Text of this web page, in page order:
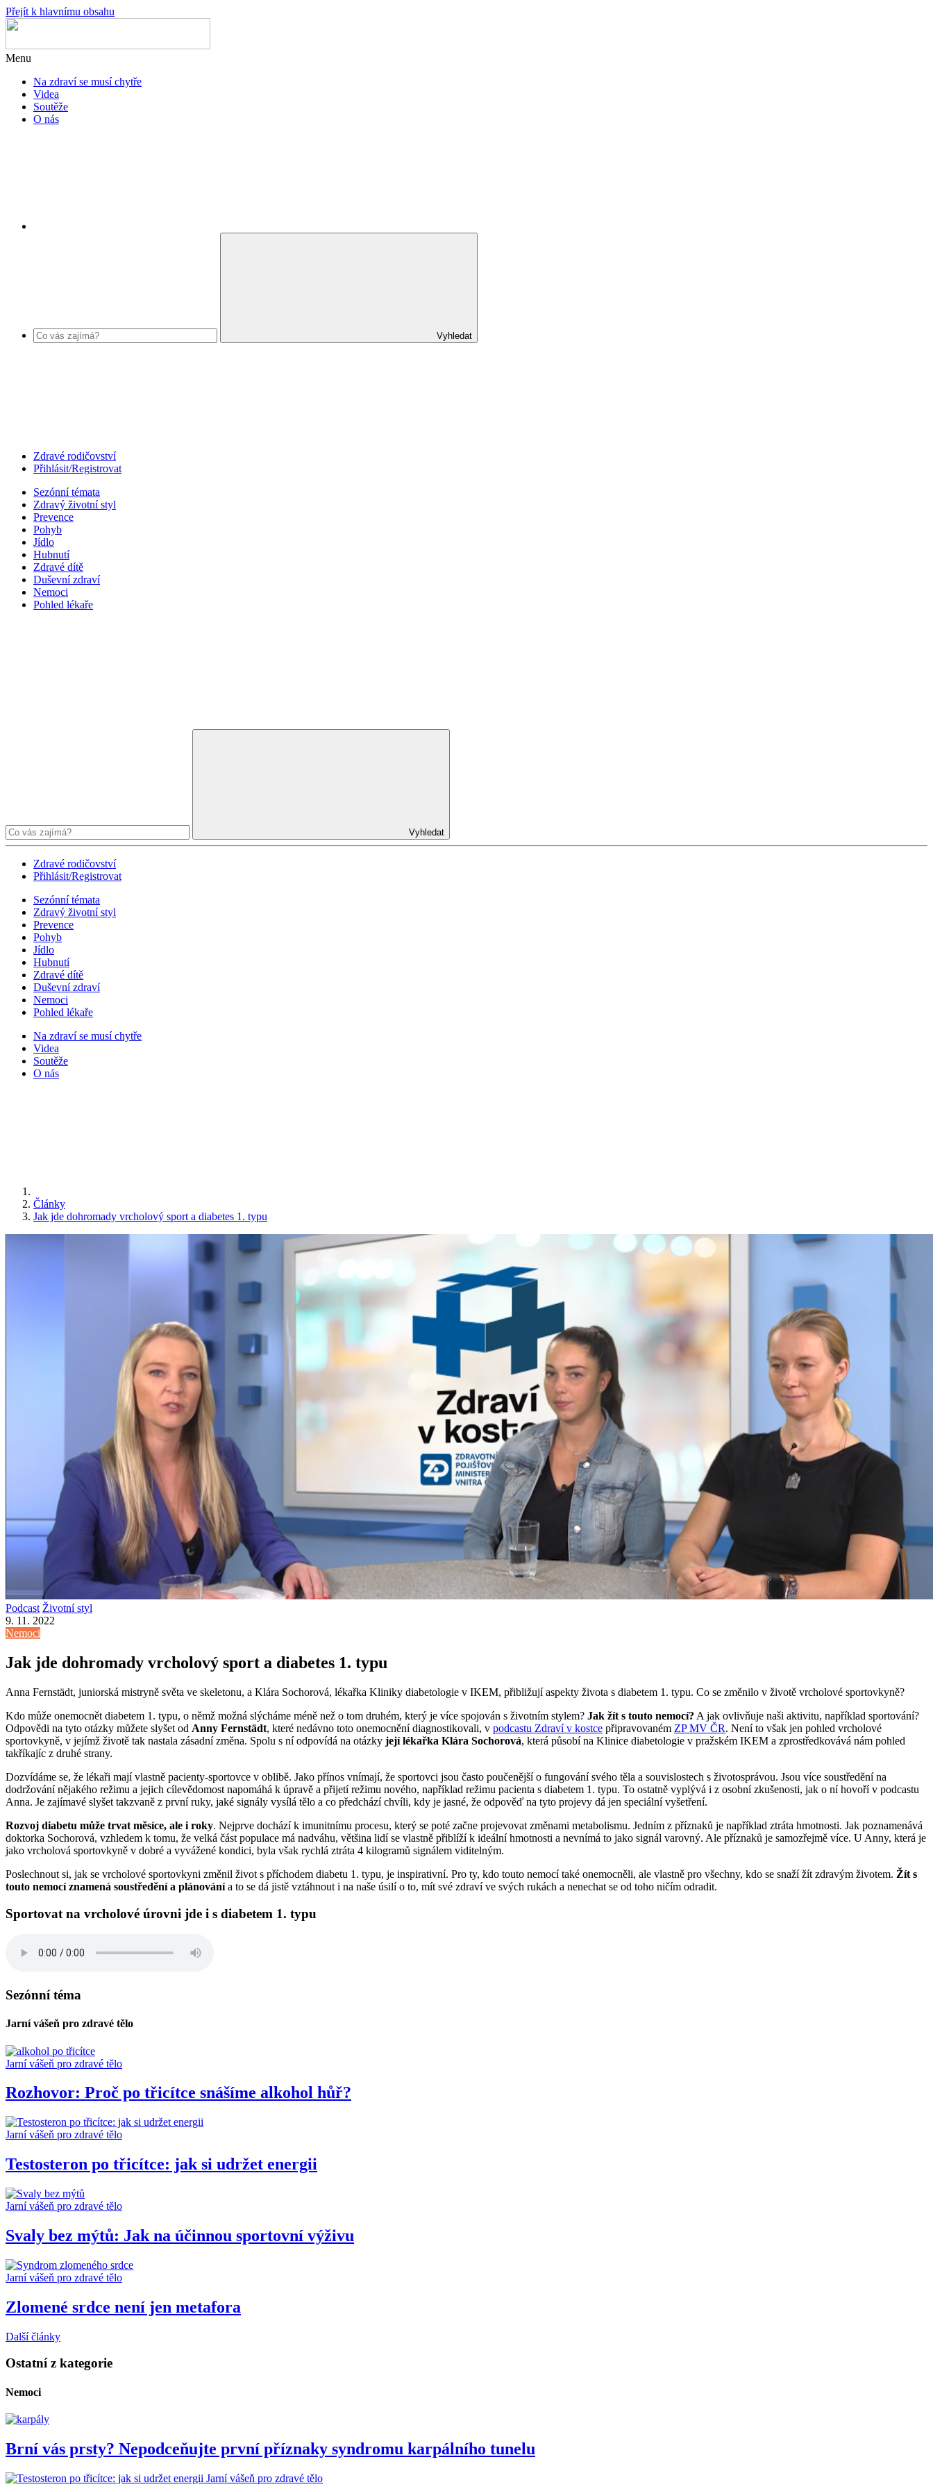
Přejít k hlavnímu obsahu
Menu
Na zdraví se musí chytře
Videa
Soutěže
O nás
Vyhledat
Zdravé rodičovství
Přihlásit/Registrovat
Sezónní témata
Zdravý životní styl
Prevence
Pohyb
Jídlo
Hubnutí
Zdravé dítě
Duševní zdraví
Nemoci
Pohled lékaře
Vyhledat
Zdravé rodičovství
Přihlásit/Registrovat
Sezónní témata
Zdravý životní styl
Prevence
Pohyb
Jídlo
Hubnutí
Zdravé dítě
Duševní zdraví
Nemoci
Pohled lékaře
Na zdraví se musí chytře
Videa
Soutěže
O nás
Články
Jak jde dohromady vrcholový sport a diabetes 1. typu
Podcast Životní styl
9. 11. 2022
Nemoci
Jak jde dohromady vrcholový sport a diabetes 1. typu
Anna Fernstädt, juniorská mistryně světa ve skeletonu, a Klára Sochorová, lékařka Kliniky diabetologie v IKEM, přibližují aspekty života s diabetem 1. typu. Co se změnilo v životě vrcholové sportovkyně?
Kdo může onemocnět diabetem 1. typu, o němž možná slýcháme méně než o tom druhém, který je více spojován s životním stylem? Jak žít s touto nemocí? A jak ovlivňuje naši aktivitu, například sportování?
Odpovědi na tyto otázky můžete slyšet od Anny Fernstädt, které nedávno toto onemocnění diagnostikovali, v podcastu Zdraví v kostce připravovaném ZP MV ČR. Není to však jen pohled vrcholové
sportovkyně, v jejímž životě tak nastala zásadní změna. Spolu s ní odpovídá na otázky její lékařka Klára Sochorová, která působí na Klinice diabetologie v pražském IKEM a zprostředkovává nám pohled
takříkajíc z druhé strany.
Dozvídáme se, že lékaři mají vlastně pacienty-sportovce v oblibě. Jako přínos vnímají, že sportovci jsou často poučenější o fungování svého těla a souvislostech s životosprávou. Jsou více soustředění na
dodržování nějakého režimu a jejich cílevědomost napomáhá k úpravě a přijetí režimu nového, například režimu pacienta s diabetem 1. typu. To ostatně vyplývá i z osobní zkušenosti, jak o ní hovoří v podcastu
Anna. Je zajímavé slyšet takzvaně z první ruky, jaké signály vysílá tělo a co předchází chvíli, kdy je jasné, že odpověď na tyto projevy dá jen speciální vyšetření.
Rozvoj diabetu může trvat měsíce, ale i roky. Nejprve dochází k imunitnímu procesu, který se poté začne projevovat změnami metabolismu. Jedním z příznaků je například ztráta hmotnosti. Jak poznamenává
doktorka Sochorová, vzhledem k tomu, že velká část populace má nadváhu, většina lidí se vlastně přiblíží k ideální hmotnosti a nevnímá to jako signál varovný. Ale příznaků je samozřejmě více. U Anny, která je
jako vrcholová sportovkyně v dobré a vyvážené kondici, byla však rychlá ztráta 4 kilogramů signálem viditelným.
Poslechnout si, jak se vrcholové sportovkyni změnil život s příchodem diabetu 1. typu, je inspirativní. Pro ty, kdo touto nemocí také onemocněli, ale vlastně pro všechny, kdo se snaží žít zdravým životem. Žít s
touto nemocí znamená soustředění a plánovánía to se dá jistě vztáhnout i na naše úsilí o to, mít své zdraví ve svých rukách a nenechat se od toho ničím odradit.
Sportovat na vrcholové úrovni jde i s diabetem 1. typu
Sezónní téma
Jarní vášeň pro zdravé tělo
Jarní vášeň pro zdravé tělo
Rozhovor: Proč po třicítce snášíme alkohol hůř?
Jarní vášeň pro zdravé tělo
Testosteron po třicítce: jak si udržet energii
Jarní vášeň pro zdravé tělo
Svaly bez mýtů: Jak na účinnou sportovní výživu
Jarní vášeň pro zdravé tělo
Zlomené srdce není jen metafora
Další články
Ostatní z kategorie
Nemoci
Brní vás prsty? Nepodceňujte první příznaky syndromu karpálního tunelu
Jarní vášeň pro zdravé tělo